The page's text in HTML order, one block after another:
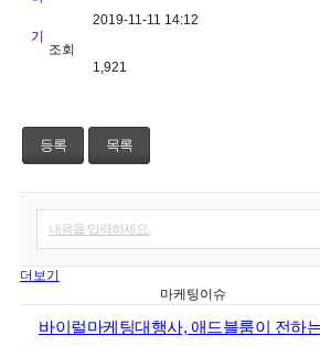
2019-11-11 14:12
조회
1,921
등록 목록
내용을 입력하세요.
더보기
마케팅이슈
바이럴마케팅대행사, 애드블룸이 전하